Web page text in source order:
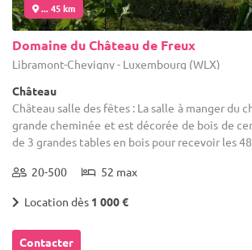
... 45 km
Domaine du Château de Freux
Libramont-Chevigny - Luxembourg (WLX)
Château
Château salle des fêtes : La salle à manger du
grande cheminée et est décorée de bois de
de 3 grandes tables en bois pour recevoir les
20-500 52 max
Location dès 1 000 €
Contacter